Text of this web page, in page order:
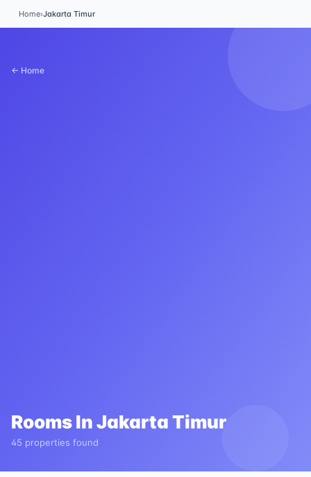
Home›Jakarta Timur
← Home
Rooms InJakarta Timur
45 properties found